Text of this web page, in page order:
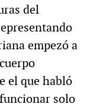
del
empezó a
el que habló
solo